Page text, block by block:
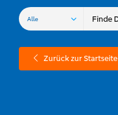
Zurück zur Startseite